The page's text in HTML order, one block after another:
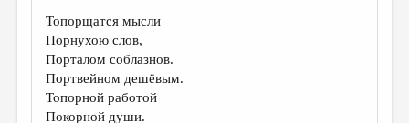
НОВОСТИ
ПРАВИЛА САЙТА
ОТДЕЛЫ И РУБРИКИ
Топорщатся мысли
Порнухою слов,
Порталом соблазнов.
Портвейном дешёвым.
Топорной работой
Покорной души.